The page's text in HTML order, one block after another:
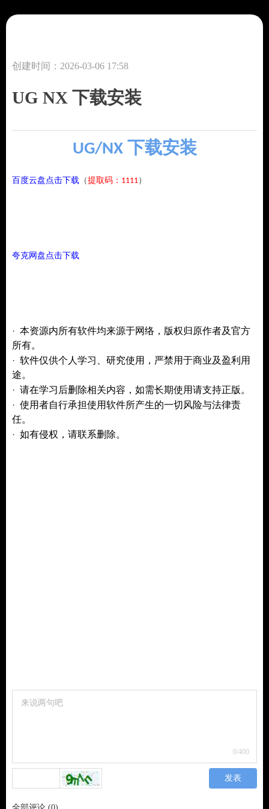
UG NX 下载安装
创建时间： 2026-03-06 17:58
UG/NX 下载安装
百度云盘点击下载 （提取码：1111）
夸克网盘点击下载
· 本资源内所有软件均来源于网络，版权归原作者及官方
所有。
· 软件仅供个人学习、研究使用
，严禁用于商业及盈利用
途。
· 请在学习后删除相关内容，如需长期使用请支持正版。
· 使用者自行承担使用软件所产生的一切风险与法律责
任。
· 如有侵权，请联系删除。
0/400
发表